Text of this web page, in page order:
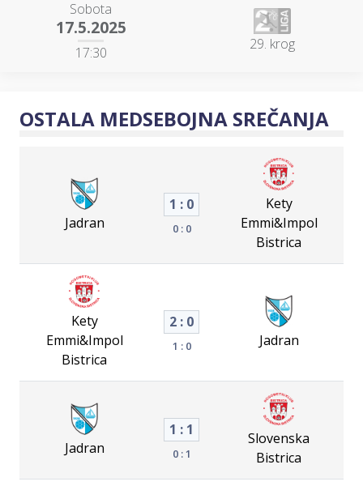
Sobota
17.5.2025
17:30 29. krog
OSTALA MEDSEBOJNA SREČANJA
Jadran
1 : 0
0 : 0
Kety
Emmi&Impol
Bistrica
Kety
Emmi&Impol
Bistrica
2 : 0
1 : 0 Jadran
Jadran
1 : 1
0 : 1
Slovenska
Bistrica